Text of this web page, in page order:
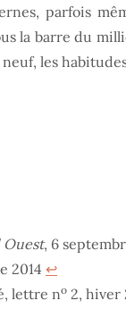
parfois
la barre du
les
Ouest, 6
2014 ↩︎
lettre no 2, hiver